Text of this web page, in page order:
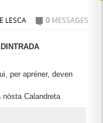
LESCA 0 MESSAGES
per apréner, deven
Calandreta